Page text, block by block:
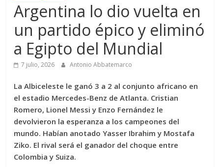
Argentina lo dio vuelta en
un partido épico y eliminó
a Egipto del Mundial
7 julio, 2026 Antonio Abbatemarco
La Albiceleste le ganó 3 a 2 al conjunto africano en
el estadio Mercedes-Benz de Atlanta. Cristian
Romero, Lionel Messi y Enzo Fernández le
devolvieron la esperanza a los campeones del
mundo. Habían anotado Yasser Ibrahim y Mostafa
Ziko. El rival será el ganador del choque entre
Colombia y Suiza.